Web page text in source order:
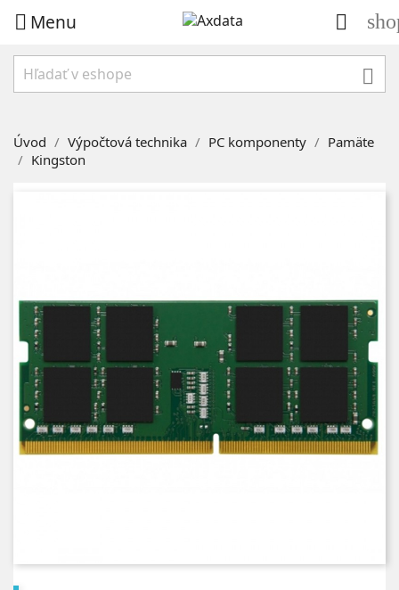
 Menu 

Úvod Výpočtová technika PC komponenty
Pamäte
Kingston